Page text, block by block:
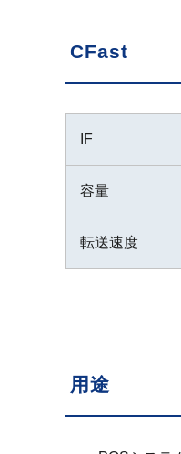
CFast
IF
容量
転送速度
用途